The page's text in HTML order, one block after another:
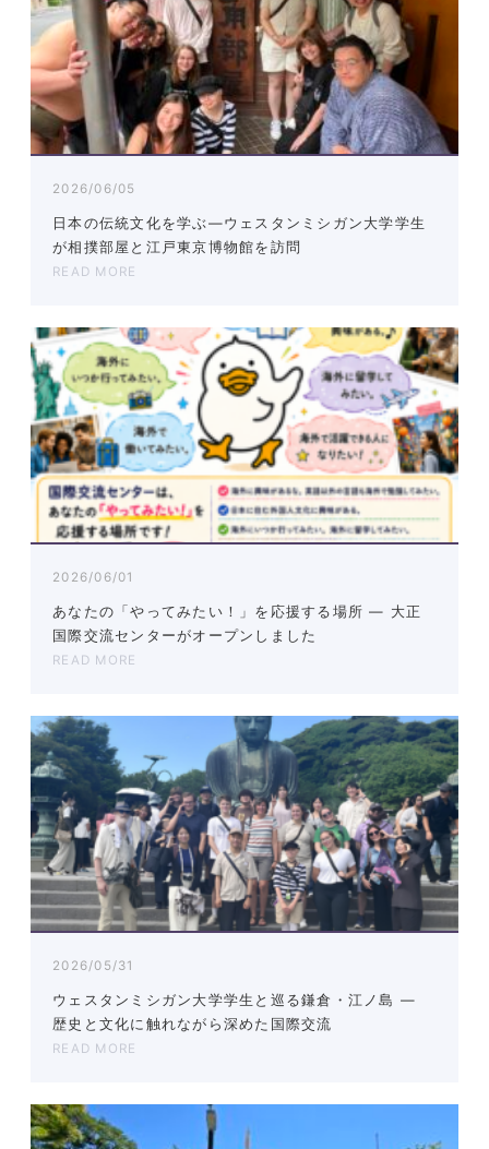
2026/06/05
日本の伝統文化を学ぶ―ウェスタンミシガン大学学生
が相撲部屋と江戸東京博物館を訪問
READ MORE
2026/06/01
あなたの「やってみたい！」を応援する場所 ― 大正
国際交流センターがオープンしました
READ MORE
2026/05/31
ウェスタンミシガン大学学生と巡る鎌倉・江ノ島 ―
歴史と文化に触れながら深めた国際交流
READ MORE